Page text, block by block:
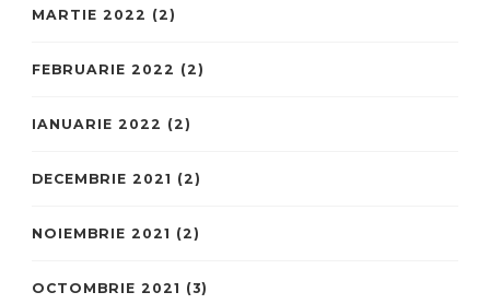
MARTIE 2022 (2)
FEBRUARIE 2022 (2)
IANUARIE 2022 (2)
DECEMBRIE 2021 (2)
NOIEMBRIE 2021 (2)
OCTOMBRIE 2021 (3)